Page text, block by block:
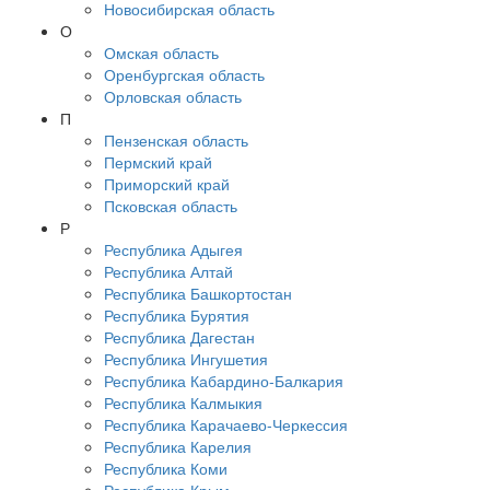
Новосибирская область
О
Омская область
Оренбургская область
Орловская область
П
Пензенская область
Пермский край
Приморский край
Псковская область
Р
Республика Адыгея
Республика Алтай
Республика Башкортостан
Республика Бурятия
Республика Дагестан
Республика Ингушетия
Республика Кабардино-Балкария
Республика Калмыкия
Республика Карачаево-Черкессия
Республика Карелия
Республика Коми